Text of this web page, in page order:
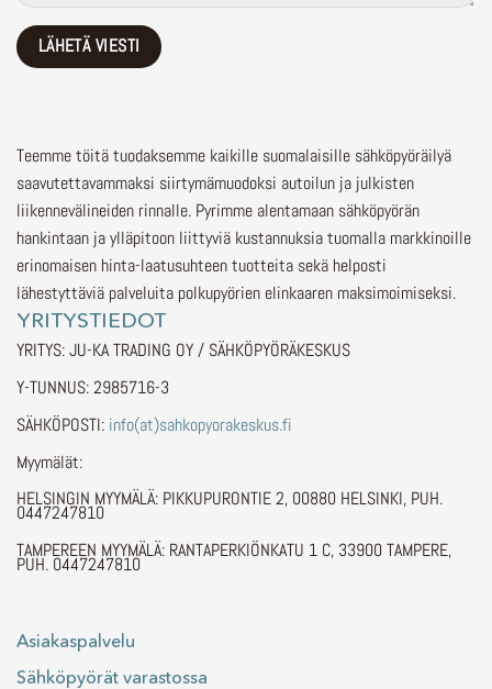
Teemme töitä tuodaksemme kaikille suomalaisille sähköpyöräilyä
saavutettavammaksi siirtymämuodoksi autoilun ja julkisten
liikennevälineiden rinnalle. Pyrimme alentamaan sähköpyörän
hankintaan ja ylläpitoon liittyviä kustannuksia tuomalla markkinoille
erinomaisen hinta-laatusuhteen tuotteita sekä helposti
lähestyttäviä palveluita polkupyörien elinkaaren maksimoimiseksi.
YRITYSTIEDOT
YRITYS: JU-KA TRADING OY / SÄHKÖPYÖRÄKESKUS
Y-TUNNUS: 2985716-3
SÄHKÖPOSTI: info(at)sahkopyorakeskus.fi
Myymälät:
HELSINGIN MYYMÄLÄ: PIKKUPURONTIE 2, 00880 HELSINKI, PUH.
0447247810
TAMPEREEN MYYMÄLÄ: RANTAPERKIÖNKATU 1 C, 33900 TAMPERE,
PUH. 0447247810
Asiakaspalvelu
Sähköpyörät varastossa